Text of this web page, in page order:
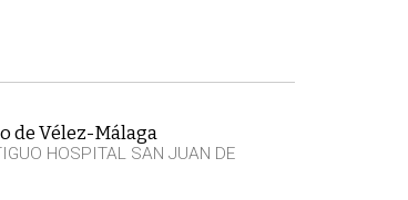
de Vélez-Málaga
HOSPITAL SAN JUAN DE